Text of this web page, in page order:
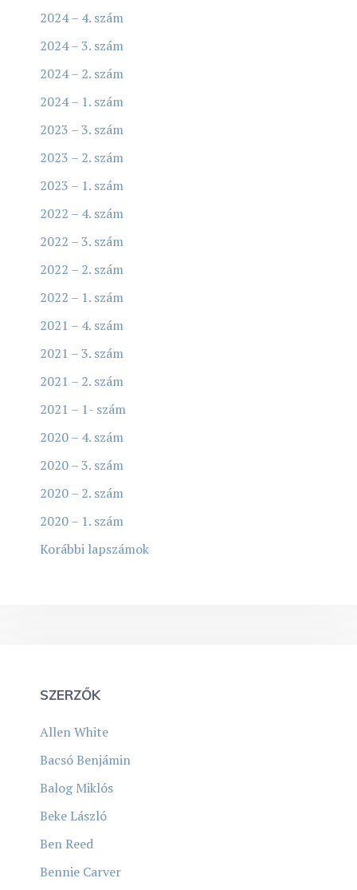
2024 – 4. szám
2024 – 3. szám
2024 – 2. szám
2024 – 1. szám
2023 – 3. szám
2023 – 2. szám
2023 – 1. szám
2022 – 4. szám
2022 – 3. szám
2022 – 2. szám
2022 – 1. szám
2021 – 4. szám
2021 – 3. szám
2021 – 2. szám
2021 – 1- szám
2020 – 4. szám
2020 – 3. szám
2020 – 2. szám
2020 – 1. szám
Korábbi lapszámok
SZERZŐK
Allen White
Bacsó Benjámin
Balog Miklós
Beke László
Ben Reed
Bennie Carver